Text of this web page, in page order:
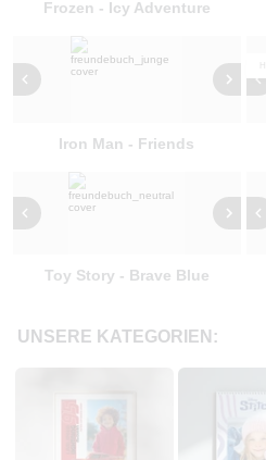
Frozen - Icy Adventure
Iron Man - Friends
Toy Story - Brave Blue
UNSERE KATEGORIEN: